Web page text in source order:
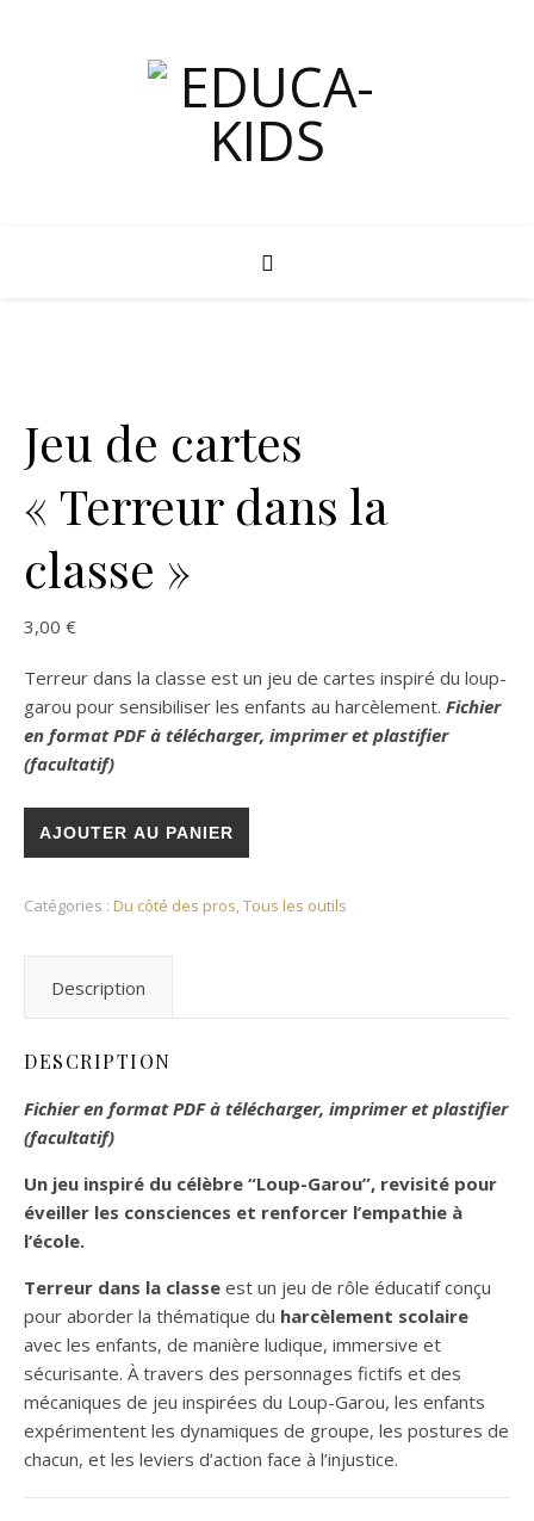
Jeu de cartes
« Terreur dans la
classe »
3,00 €
Terreur dans la classe est un jeu de cartes inspiré du loup-
garou pour sensibiliser les enfants au harcèlement. Fichier
en format PDF à télécharger, imprimer et plastifier
(facultatif)
AJOUTER AU PANIER
Catégories : Du côté des pros,Tous les outils
Description
DESCRIPTION
Fichier en format PDF à télécharger, imprimer et plastifier
(facultatif)
Un jeu inspiré du célèbre “Loup-Garou”, revisité pour
éveiller les consciences et renforcer l’empathie à
l’école.
Terreur dans la classe est un jeu de rôle éducatif conçu
pour aborder la thématique du harcèlement scolaire
avec les enfants, de manière ludique, immersive et
sécurisante. À travers des personnages fictifs et des
mécaniques de jeu inspirées du Loup-Garou, les enfants
expérimentent les dynamiques de groupe, les postures de
chacun, et les leviers d’action face à l’injustice.